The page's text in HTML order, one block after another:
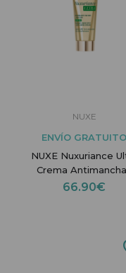
NUXE
ENVÍO GRATUITO
NUXE Nuxuriance
Crema
SPF30
66.90€